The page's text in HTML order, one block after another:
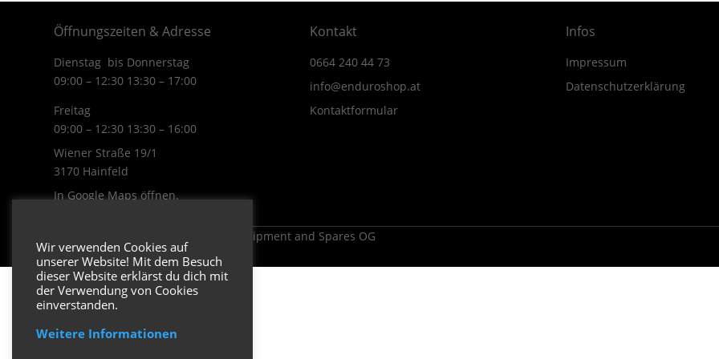
Öffnungszeiten & Adresse
Dienstag bis Donnerstag
09:00 – 12:30 13:30 – 17:00
Freitag
09:00 – 12:30 13:30 – 16:00
Wiener Straße 19/1
3170 Hainfeld
In Google Maps öffnen.
Kontakt
0664 240 44 73
info@enduroshop.at
Kontaktformular
Infos
Impressum
Datenschutzerklärung
Copyright 2026 ENDUROSHOP.at Equipment and Spares OG
Wir verwenden Cookies auf
unserer Website! Mit dem Besuch
dieser Website erklärst du dich mit
der Verwendung von Cookies
einverstanden.
Weitere Informationen